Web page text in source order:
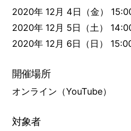
2020年 12月 4日（金）
2020年 12月 5日（土）
2020年 12月 6日（日）
開催場所
オンライン（YouTube）
対象者